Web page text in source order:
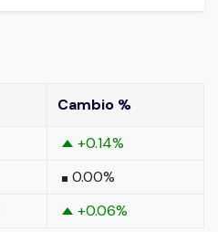
Cambio %
+0.14%
0.00%
+0.06%